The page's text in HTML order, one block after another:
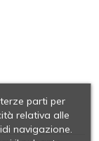
parti per
relativa alle
navigazione.